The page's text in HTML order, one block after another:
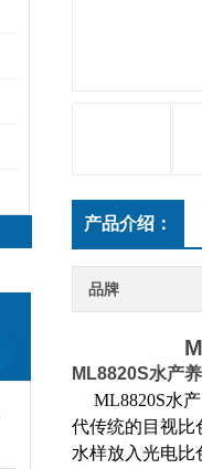
产品介绍：
品牌
ML8820S水产
ML8820S水
代传统的目视比
水样放入光电比